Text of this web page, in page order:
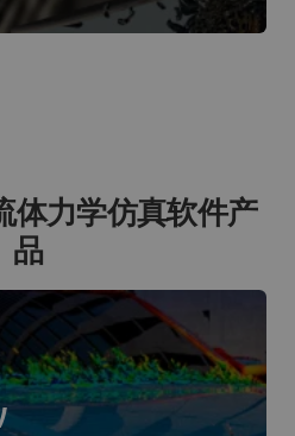
体力学仿真软件产
品